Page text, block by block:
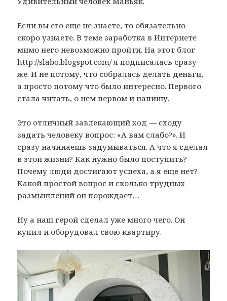
Если вы его еще не знаете, то обязательно
скоро узнаете. В теме заработка в Интернете
мимо него невозможно пройти. На этот блог
http://slabo.blogspot.com/я подписалась сразу
же. И не потому, что собралась делать деньги,
а просто потому что было интересно. Первого
стала читать, о нем первом и напишу.
Это отличный завлекающий ход — сходу
задать человеку вопрос: «А вам слабо?». И
сразу начинаешь задумываться. А что я сделал
в этой жизни? Как нужно было поступить?
Почему люди достигают успеха, а я еще нет?
Какой простой вопрос и сколько трудных
размышлений он порождает…
Ну а наш герой сделал уже много чего. Он
купил и оборудовал свою квартиру.